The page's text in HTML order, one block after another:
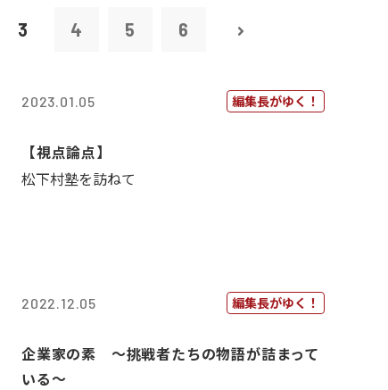
3 4 5 6
2023.01.05 編集長がゆく！
【視点論点】
松下村塾を訪ねて
2022.12.05 編集長がゆく！
企業家の素 〜挑戦者たちの物語が詰まって
いる〜